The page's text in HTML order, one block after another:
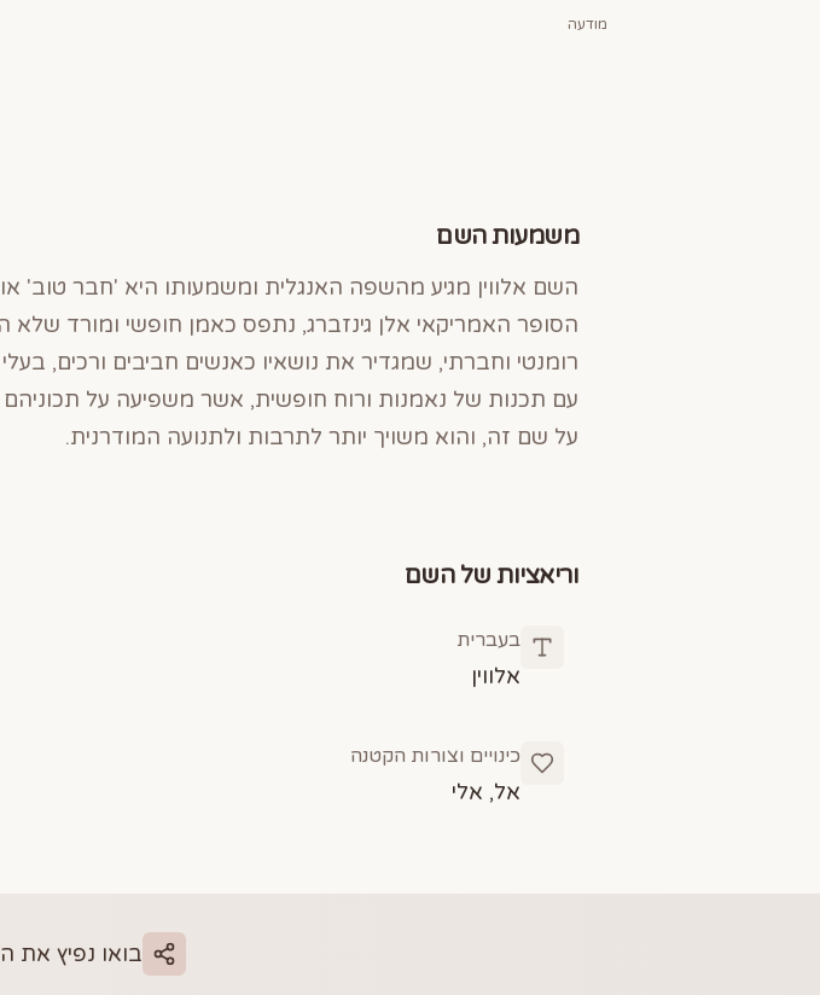
מודעה
משמעות השם
השם אלווין מגיע מהשפה האנגלית ומשמעותו היא 'חבר טוב'
הסופר האמריקאי אלן גינזברג, נתפס כאמן חופשי ומורד שלא
רומנטי וחברתי, שמגדיר את נושאיו כאנשים חביבים ורכים,
עם תכנות של נאמנות ורוח חופשית, אשר משפיעה על
על שם זה, והוא משויך יותר לתרבות ולתנועה המודרנית.
וריאציות של השם
בעברית
אלווין
כינויים וצורות הקטנה
אל, אלי
בואו נפיץ